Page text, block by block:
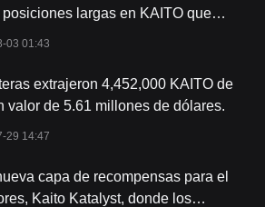
largas en KAITO que
el tamaño de las dos principales.
03 01:43
extrajeron 4,452,000 KAITO de
valor de 5.61 millones de dólares.
29 14:47
capa de recompensas para el
Kaito Katalyst, donde los